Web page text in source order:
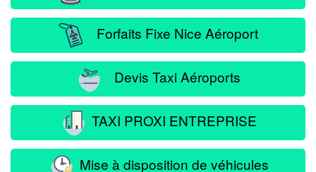
Forfaits Fixe Nice Aéroport
Devis Taxi Aéroports
TAXI PROXI ENTREPRISE
Mise à disposition de véhicules